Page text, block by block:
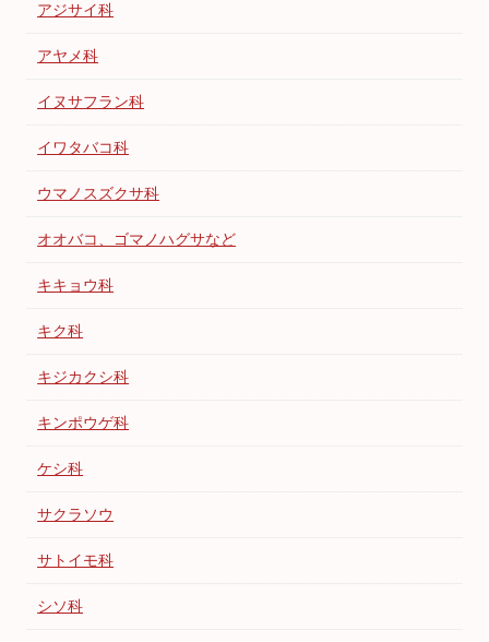
アジサイ科
アヤメ科
イヌサフラン科
イワタバコ科
ウマノスズクサ科
オオバコ、ゴマノハグサなど
キキョウ科
キク科
キジカクシ科
キンポウゲ科
ケシ科
サクラソウ
サトイモ科
シソ科